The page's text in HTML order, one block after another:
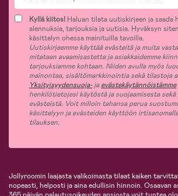
Kyllä kiitos! Haluan tilata uutiskirjeen ja saada
alennuksia, tarjouksia ja uutisia. Hyväksyn
käsittelyn ohessa mainituilla tavoilla.
Uutiskirjeemme käyttää evästeitä ja muita
mitataan avaamisastetta ja asiakkaidemme
tarjouksiamme kohtaan. Niiden avulla myös
mainontaa, sisältömarkkinointia sekä tilastoja
Yksityisyydensuoja-jaevästekäytännöistämme
henkilötietojesi käytöstä ja suojaamisesta sekä
evästeistä. Voit milloin tahansa perua
käsittelyyn ja evästeiden käyttöön
tilauksen.
Jollyroomin laajasta valikoimasta tilaat kaiken
nopeasti, helposti ja aina edullisin hinnoin. Osaavan